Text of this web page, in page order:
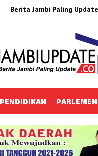
Berita Jambi Paling Update
PENDIDIKAN PARLEMEN